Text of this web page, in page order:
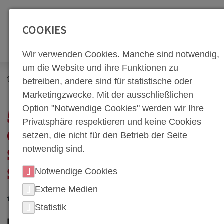
Zur Top Navigation springen [Alt+1]Zur Hauptnavigation
Newsroom
Neuigkeiten
5S bei weba: Mehr Ordnung und Sicherheit in 5 Schritten
5S BEI WEBA: MEHR
ORDNUNG UND
SICHERHEIT IN 5
SCHRITTEN
17. Mai 2017
COOKIES
Wir verwenden Cookies. Manche sind notwendig,
um die Website und ihre Funktionen zu
betreiben, andere sind für statistische oder
Marketingzwecke. Mit der ausschließlichen
Option "Notwendige Cookies" werden wir Ihre
Privatsphäre respektieren und keine Cookies
setzen, die nicht für den Betrieb der Seite
notwendig sind.
Notwendige Cookies
Externe Medien
Statistik